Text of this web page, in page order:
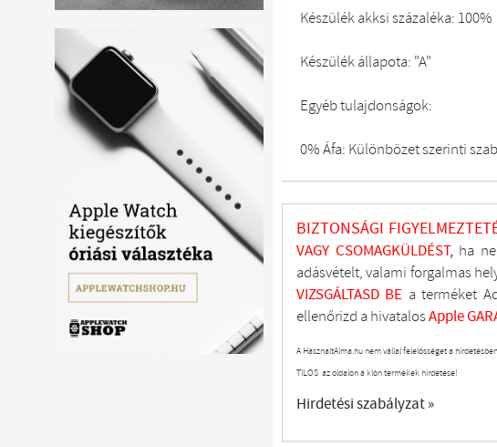
Készülék akksi százaléka: 100%
Készülék állapota: "A"
Egyéb tulajdonságok:
0% Áfa: Különbözet szerinti
BIZTONSÁGI
VAGY CSOMAGKÜLDÉST, ha
adásvételt, valami forgalmas
VIZSGÁLTASD BE a terméket
ellenőrizd a hivatalosApple
A HasznaltAlma.hu nem vállal felelősséget a
TILOS az oldalon a klón termékek hirdetése!
Hirdetési szabályzat »